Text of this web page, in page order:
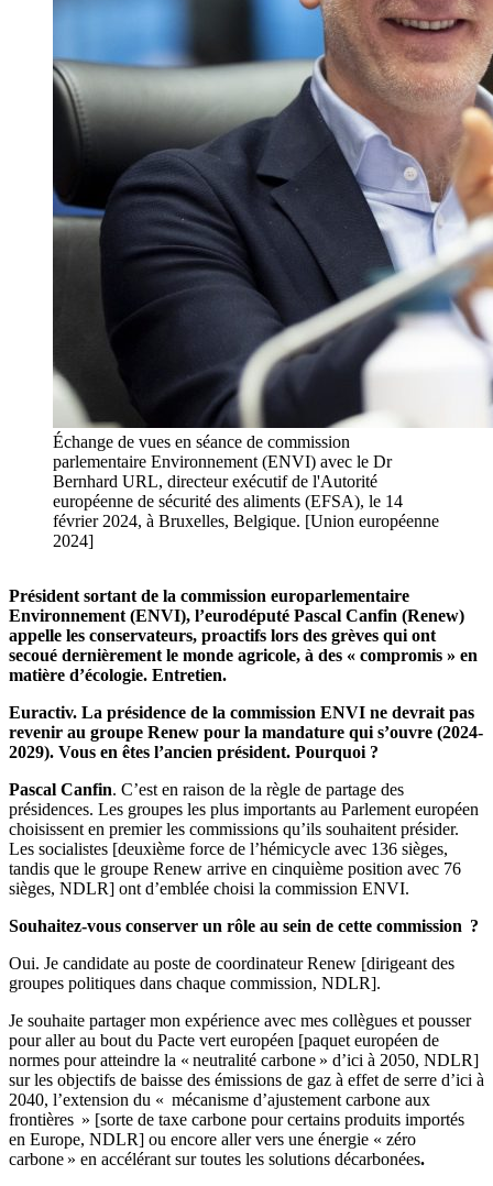
Échange de vues en séance de commission
parlementaire Environnement (ENVI) avec le Dr
Bernhard URL, directeur exécutif de l'Autorité
européenne de sécurité des aliments (EFSA), le 14
février 2024, à Bruxelles, Belgique. [Union européenne
2024]
Président sortant de la commission europarlementaire
Environnement (ENVI), l’eurodéputé Pascal Canfin (Renew)
appelle les conservateurs, proactifs lors des grèves qui ont
secoué dernièrement le monde agricole, à des « compromis » en
matière d’écologie. Entretien.
Euractiv. La présidence de la commission ENVI ne devrait pas
revenir au groupe Renew pour la mandature qui s’ouvre (2024-
2029). Vous en êtes l’ancien président. Pourquoi ?
Pascal Canfin. C’est en raison de la règle de partage des
présidences. Les groupes les plus importants au Parlement européen
choisissent en premier les commissions qu’ils souhaitent présider.
Les socialistes [deuxième force de l’hémicycle avec 136 sièges,
tandis que le groupe Renew arrive en cinquième position avec 76
sièges, NDLR] ont d’emblée choisi la commission ENVI.
Souhaitez-vous conserver un rôle au sein de cette commission ?
Oui. Je candidate au poste de coordinateur Renew [dirigeant des
groupes politiques dans chaque commission, NDLR].
Je souhaite partager mon expérience avec mes collègues et pousser
pour aller au bout du Pacte vert européen [paquet européen de
normes pour atteindre la « neutralité carbone » d’ici à 2050, NDLR]
sur les objectifs de baisse des émissions de gaz à effet de serre d’ici à
2040, l’extension du « mécanisme d’ajustement carbone aux
frontières » [sorte de taxe carbone pour certains produits importés
en Europe, NDLR] ou encore aller vers une énergie « zéro
carbone » en accélérant sur toutes les solutions décarbonées.